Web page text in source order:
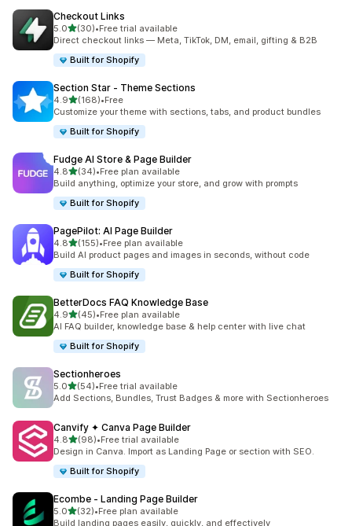
Checkout Links
5.05つ星中
(30)
合計レビュー数：30件
•Free trial available
Direct checkout links — Meta, TikTok, DM, email, gifting & B2B
Built for Shopify
Section Star ‑ Theme Sections
4.95つ星中
(168)
合計レビュー数：168件
•Free
Customize your theme with sections, tabs, and product bundles
Built for Shopify
Fudge AI Store & Page Builder
4.85つ星中
(34)
合計レビュー数：34件
•Free plan available
Build anything, optimize your store, and grow with prompts
Built for Shopify
PagePilot: AI Page Builder
4.85つ星中
(155)
合計レビュー数：155件
•Free plan available
Build AI product pages and images in seconds, without code
Built for Shopify
BetterDocs FAQ Knowledge Base
4.95つ星中
(45)
合計レビュー数：45件
•Free plan available
AI FAQ builder, knowledge base & help center with live chat
Built for Shopify
Sectionheroes
5.05つ星中
(54)
合計レビュー数：54件
•Free trial available
Add Sections, Bundles, Trust Badges & more with Sectionheroes
Canvify ✦ Canva Page Builder
4.85つ星中
(98)
合計レビュー数：98件
•Free trial available
Design in Canva. Import as Landing Page or section with SEO.
Built for Shopify
Ecombe ‑ Landing Page Builder
5.05つ星中
(32)
合計レビュー数：32件
•Free plan available
Build landing pages easily, quickly, and effectively